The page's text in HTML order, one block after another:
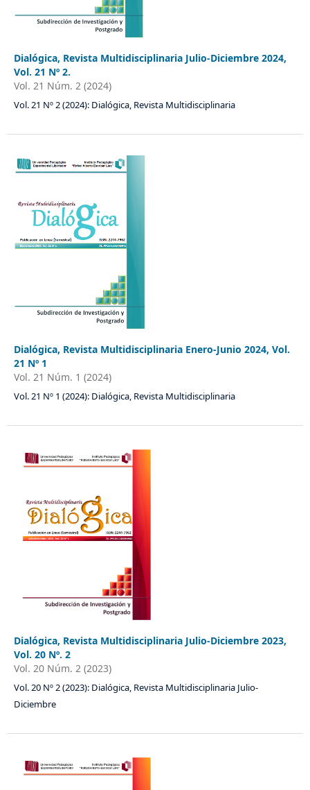
Dialógica, Revista Multidisciplinaria Julio-Diciembre 2024,
Vol. 21 Nº 2.
Vol. 21 Núm. 2 (2024)
Vol. 21 Nº 2 (2024): Dialógica, Revista Multidisciplinaria
Dialógica, Revista Multidisciplinaria Enero-Junio 2024, Vol.
21 Nº 1
Vol. 21 Núm. 1 (2024)
Vol. 21 Nº 1 (2024): Dialógica, Revista Multidisciplinaria
Dialógica, Revista Multidisciplinaria Julio-Diciembre 2023,
Vol. 20 Nº. 2
Vol. 20 Núm. 2 (2023)
Vol. 20 Nº 2 (2023): Dialógica, Revista Multidisciplinaria Julio-
Diciembre